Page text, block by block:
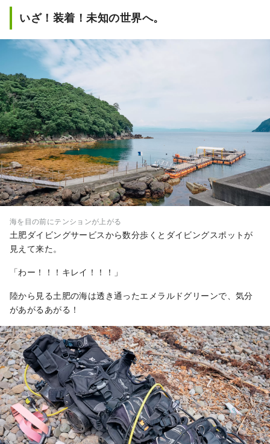
いざ！装着！未知の世界へ。
海を目の前にテンションが上がる
土肥ダイビングサービスから数分歩くとダイビングスポットが
見えて来た。
「わー！！！キレイ！！！」
陸から見る土肥の海は透き通ったエメラルドグリーンで、気分
があがるあがる！